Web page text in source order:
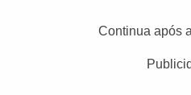
Continua após